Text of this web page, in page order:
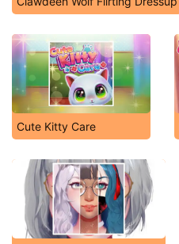
Cute Kitty Care